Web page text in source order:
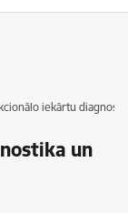
iekārtu
un